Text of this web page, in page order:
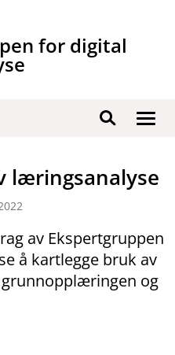
for digital
Vis
Søk
læringsanalyse
av Ekspertgruppen
å kartlegge bruk av
og